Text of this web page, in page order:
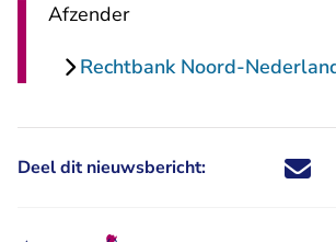
Afzender
Rechtbank Noord-
Deel dit nieuwsbericht: Deel dit
Deel dit
Deel